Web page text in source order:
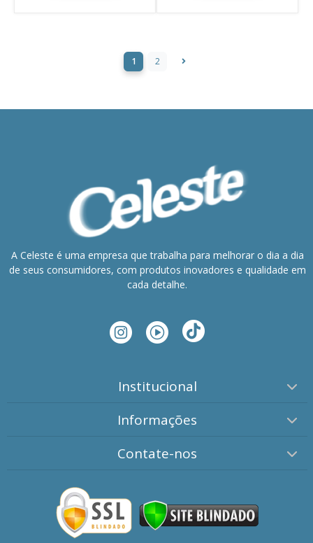
1 2
A Celeste é uma empresa que trabalha para melhorar o dia a dia
de seus consumidores, com produtos inovadores e qualidade em
cada detalhe.
Institucional
Informações
Contate-nos
Atendimento 1